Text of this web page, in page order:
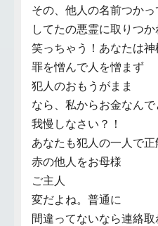
その、他人の名前つか
してたの悪霊に取りつ
笑っちゃう！あなたは神
罪を憎んで人を憎まず
犯人のおもうがまま
なら、私からお金なんで
我慢しなさい？！
あなたも犯人の一人で正
赤の他人をお母様
ご主人
変だよね。普通に
間違ってないなら連絡